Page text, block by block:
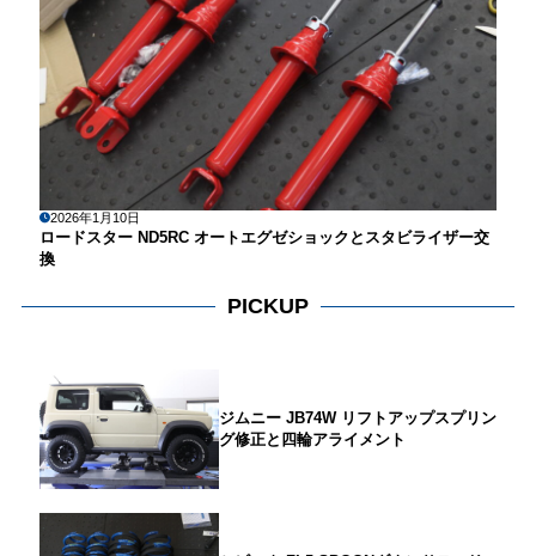
2026年1月10日
ロードスター ND5RC オートエグゼショックとスタビライザー交
換
PICKUP
ジムニー JB74W リフトアップスプリン
グ修正と四輪アライメント